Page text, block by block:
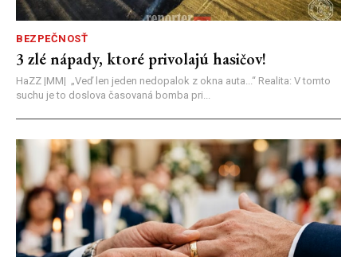
BEZPEČNOSŤ
3 zlé nápady, ktoré privolajú hasičov!
HaZZ |MM| ​„Veď len jeden nedopalok z okna auta...“ ​Realita: V tomto
suchu je to doslova časovaná bomba pri...